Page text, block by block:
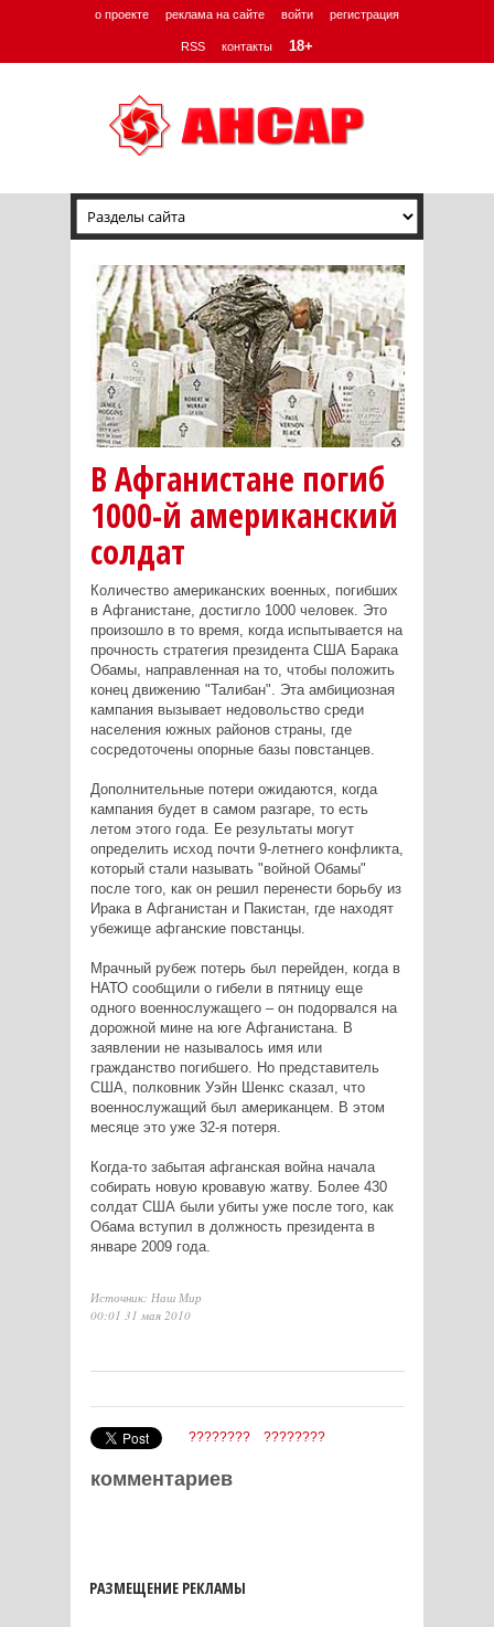
о проекте реклама на сайте войти регистрация
RSS контакты 18+
В Афганистане погиб
1000-й американский
солдат
Количество американских военных, погибших
в Афганистане, достигло 1000 человек. Это
произошло в то время, когда испытывается на
прочность стратегия президента США Барака
Обамы, направленная на то, чтобы положить
конец движению "Талибан". Эта амбициозная
кампания вызывает недовольство среди
населения южных районов страны, где
сосредоточены опорные базы повстанцев.
Дополнительные потери ожидаются, когда
кампания будет в самом разгаре, то есть
летом этого года. Ее результаты могут
определить исход почти 9-летнего конфликта,
который стали называть "войной Обамы"
после того, как он решил перенести борьбу из
Ирака в Афганистан и Пакистан, где находят
убежище афганские повстанцы.
Мрачный рубеж потерь был перейден, когда в
НАТО сообщили о гибели в пятницу еще
одного военнослужащего – он подорвался на
дорожной мине на юге Афганистана. В
заявлении не называлось имя или
гражданство погибшего. Но представитель
США, полковник Уэйн Шенкс сказал, что
военнослужащий был американцем. В этом
месяце это уже 32-я потеря.
Когда-то забытая афганская война начала
собирать новую кровавую жатву. Более 430
солдат США были убиты уже после того, как
Обама вступил в должность президента в
январе 2009 года.
Источник: Наш Мир
00:01 31 мая 2010
???????? ????????
комментариев
РАЗМЕЩЕНИЕ РЕКЛАМЫ